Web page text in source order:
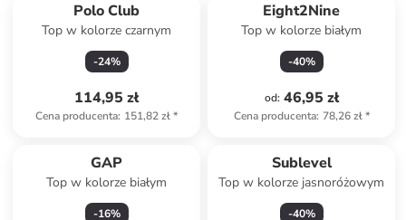
Polo Club
Top w kolorze czarnym
-24%
114,95 zł
Cena producenta: 151,82 zł*
Eight2Nine
Top w kolorze białym
-40%
od: 46,95 zł
Cena producenta: 78,26 zł*
GAP
Top w kolorze białym
-16%
Sublevel
Top w kolorze jasnoróżowym
-40%